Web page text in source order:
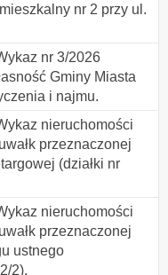
nr 2 przy ul.
nr 3/2026
Gminy Miasta
i najmu.
nieruchomości
przeznaczonej
(działki nr
nieruchomości
przeznaczonej
ustnego
2).